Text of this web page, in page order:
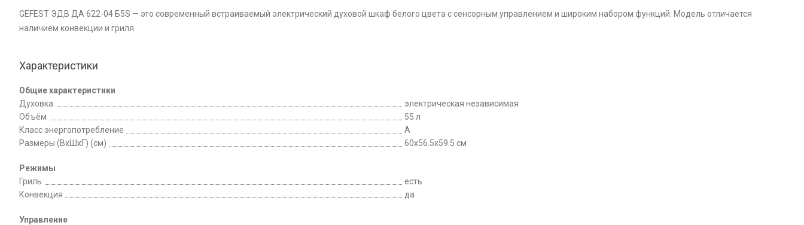
GEFEST ЭДВ ДА 622-04 Б5S — это современный встраиваемый электрический духовой шкаф белого цвета с сенсорным управлением и широким набором функций. Модель отличается
наличием конвекции и гриля.
Характеристики
Общие характеристики
Духовка
электрическая независимая
Объём
55 л
Класс энергопотребление
A
Размеры (ВхШхГ) (см)
60x56.5x59.5 см
Режимы
Гриль
есть
Конвекция
да
Управление